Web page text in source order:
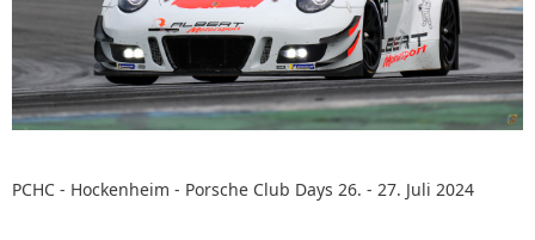
PCHC - Hockenheim - Porsche Club Days 26. - 27. Juli 2024